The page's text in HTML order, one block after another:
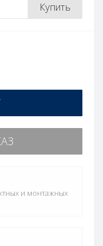
Купить
и монтажных